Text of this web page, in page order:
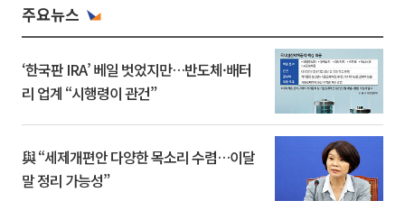
주요뉴스
‘한국판 IRA’ 베일 벗었지만…반도체·배터
리 업계 “시행령이 관건”
與 “세제개편안 다양한 목소리 수렴…이달
말 정리 가능성”